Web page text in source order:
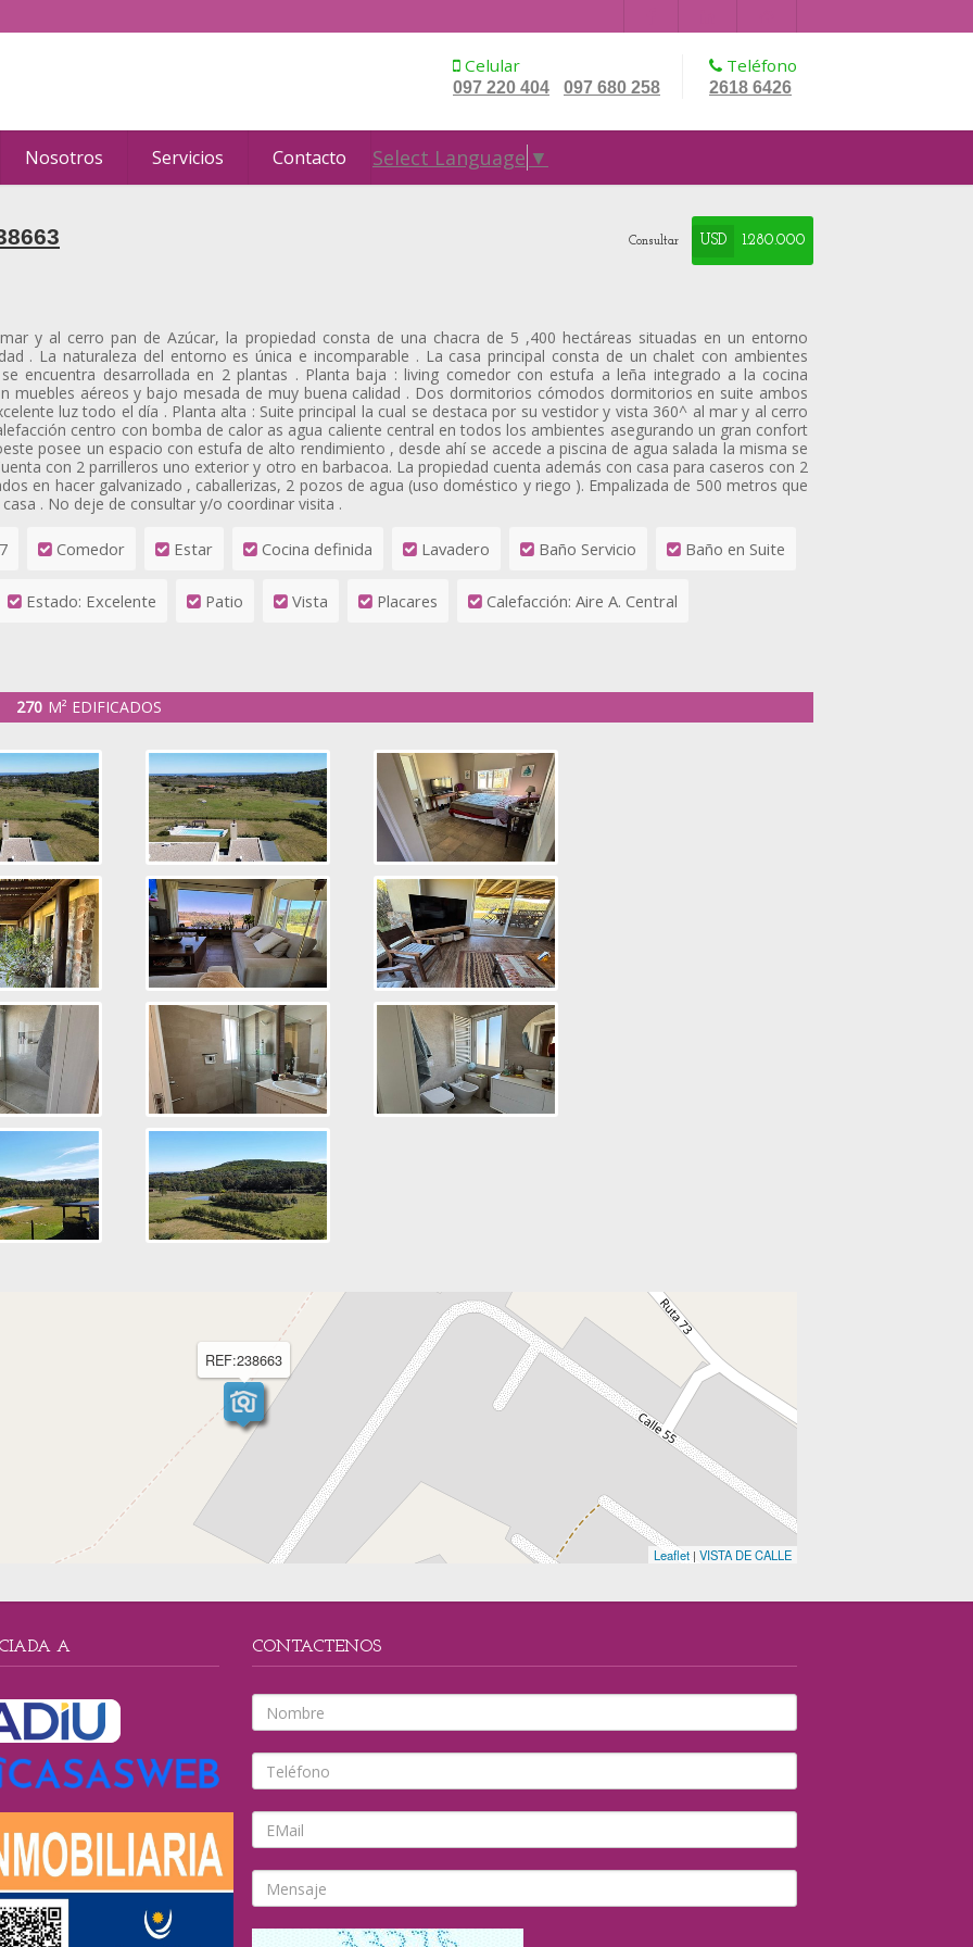
Celular
097 220 404 097 680 258
Teléfono
2618 6426
Nosotros Servicios Contacto Select Language ▼
Consultar USD 1.280.000
y al cerro pan de Azúcar, la propiedad consta de una chacra de 5 ,400 hectáreas situadas en un entorno
. La naturaleza del entorno es única e incomparable . La casa principal consta de un chalet con ambientes
encuentra desarrollada en 2 plantas . Planta baja : living comedor con estufa a leña integrado a la cocina
muebles aéreos y bajo mesada de muy buena calidad . Dos dormitorios cómodos dormitorios en suite ambos
luz todo el día . Planta alta : Suite principal la cual se destaca por su vestidor y vista 360^ al mar y al cerro
centro con bomba de calor as agua caliente central en todos los ambientes asegurando un gran confort
posee un espacio con estufa de alto rendimiento , desde ahí se accede a piscina de agua salada la misma se
con 2 parrilleros uno exterior y otro en barbacoa. La propiedad cuenta además con casa para caseros con 2
en hacer galvanizado , caballerizas, 2 pozos de agua (uso doméstico y riego ). Empalizada de 500 metros que
. No deje de consultar y/o coordinar visita .
Comedor Estar Cocina definida Lavadero Baño Servicio Baño en Suite
Estado: Excelente Patio Vista Placares Calefacción: Aire A. Central
270 M² EDIFICADOS
REF:238663
Leaflet | VISTA DE CALLE
A CONTACTENOS